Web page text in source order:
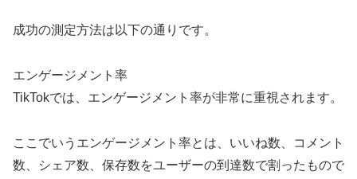
成功の測定方法は以下の通りです。
エンゲージメント率
TikTokでは、エンゲージメント率が非常に重視されます。
ここでいうエンゲージメント率とは、いいね数、コメント
数、シェア数、保存数をユーザーの到達数で割ったもので